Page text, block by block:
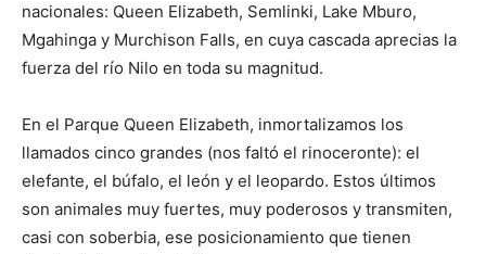
nacionales: Queen Elizabeth, Semlinki, Lake Mburo,
Mgahinga y Murchison Falls, en cuya cascada aprecias la
fuerza del río Nilo en toda su magnitud.
En el Parque Queen Elizabeth, inmortalizamos los
llamados cinco grandes (nos faltó el rinoceronte): el
elefante, el búfalo, el león y el leopardo. Estos últimos
son animales muy fuertes, muy poderosos y transmiten,
casi con soberbia, ese posicionamiento que tienen